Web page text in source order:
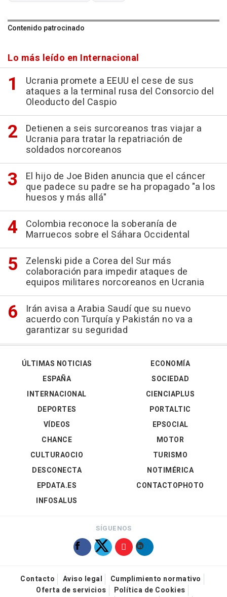
Contenido patrocinado
Lo más leído en Internacional
Ucrania promete a EEUU el cese de sus
ataques a la terminal rusa del Consorcio del
Oleoducto del Caspio
Detienen a seis surcoreanos tras viajar a
Ucrania para tratar la repatriación de
soldados norcoreanos
El hijo de Joe Biden anuncia que el cáncer
que padece su padre se ha propagado "a los
huesos y más allá"
Colombia reconoce la soberanía de
Marruecos sobre el Sáhara Occidental
Zelenski pide a Corea del Sur más
colaboración para impedir ataques de
equipos militares norcoreanos en Ucrania
Irán avisa a Arabia Saudí que su nuevo
acuerdo con Turquía y Pakistán no va a
garantizar su seguridad
ÚLTIMAS NOTICIAS
ESPAÑA
INTERNACIONAL
DEPORTES
VÍDEOS
ECONOMÍA
SOCIEDAD
CIENCIAPLUS
PORTALTIC
EPSOCIAL
CHANCE
CULTURAOCIO
DESCONECTA
EPDATA.ES
INFOSALUS
MOTOR
TURISMO
NOTIMÉRICA
CONTACTOPHOTO
SÍGUENOS
Contacto Aviso legal
Cumplimiento normativo
Oferta de servicios
Política de Cookies